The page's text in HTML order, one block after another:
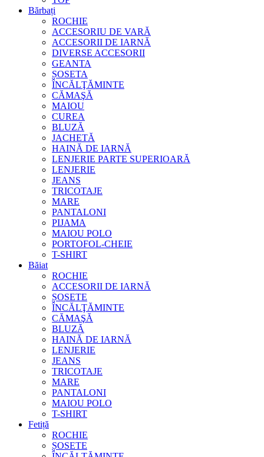
Bărbați
ROCHIE
ACCESORIU DE VARĂ
ACCESORII DE IARNĂ
DIVERSE ACCESORII
GEANTA
ȘOSETA
ÎNCĂLŢĂMINTE
CĂMAŞĂ
MAIOU
CUREA
BLUZĂ
JACHETĂ
HAINĂ DE IARNĂ
LENJERIE PARTE SUPERIOARĂ
LENJERIE
JEANS
TRICOTAJE
MARE
PANTALONI
PIJAMA
MAIOU POLO
PORTOFOL-CHEIE
T-SHIRT
Băiat
ROCHIE
ACCESORII DE IARNĂ
ȘOSETE
ÎNCĂLŢĂMINTE
CĂMAŞĂ
BLUZĂ
HAINĂ DE IARNĂ
LENJERIE
JEANS
TRICOTAJE
MARE
PANTALONI
MAIOU POLO
T-SHIRT
Fetiță
ROCHIE
ȘOSETE